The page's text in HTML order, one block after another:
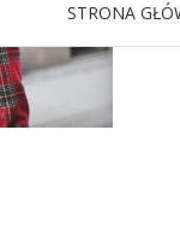
STRONA